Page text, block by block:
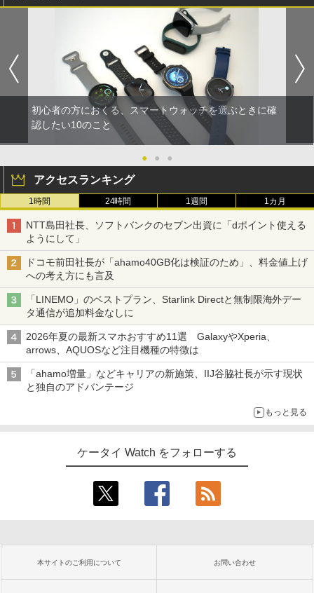
初心者の方におくる、スマートウォッチを選ぶときに確
認したい10のこと
● ● ●
アクセスランキング
1時間 24時間 1週間 1カ月
NTT島田社長、ソフトバンクのセブン出資に「dポイント使える
ようにして」
ドコモ前田社長が「ahamo40GB化は検証のため」、料金値上げ
への考え方にも言及
「LINEMO」のベストプラン、Starlink Directと無制限海外デー
タ通信が追加料金なしに
2026年夏の最新スマホおすすめ11選 GalaxyやXperia、
arrows、AQUOSなど注目機種の特徴は
「ahamo増量」などキャリアの新施策、IIJ谷脇社長が示す現状
と独自のアドバンテージ
もっと見る
ケータイ Watch をフォローする
本サイトのご利用について お問い合わせ